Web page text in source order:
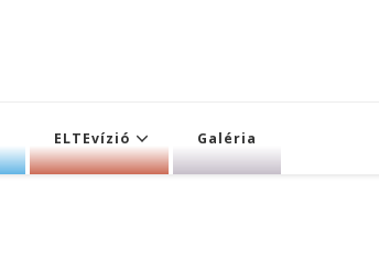
ELTEvízió Galéria